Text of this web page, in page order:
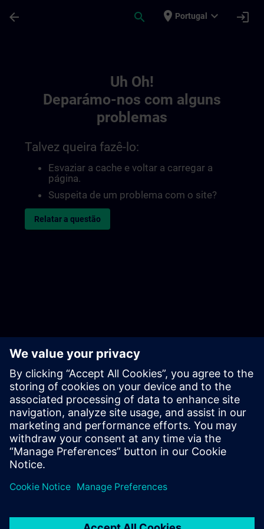
arrow_back search place Portugal expand_more login
Uh Oh!
Deparámo-nos com alguns
problemas
Talvez queira fazê-lo:
Esvaziar a cache e voltar a carregar a
página.
Suspeita de um problema com o site?
Relatar a questão